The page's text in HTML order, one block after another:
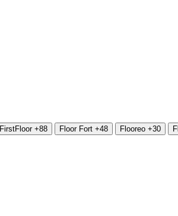
FirstFloor +88 Floor Fort +48 Flooreo +30